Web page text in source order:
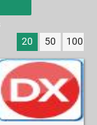
20 50 100